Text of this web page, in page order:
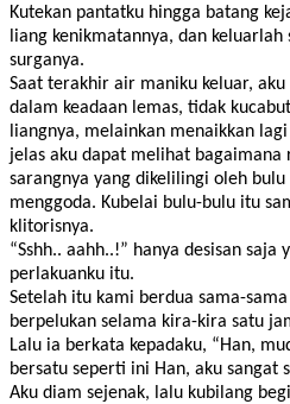
Kutekan pantatku hingga batang
liang kenikmatannya, dan
surganya.
Saat terakhir air maniku keluar,
dalam keadaan lemas, tidak
liangnya, melainkan menaikkan
jelas aku dapat melihat bagaimana
sarangnya yang dikelilingi oleh bulu
menggoda. Kubelai bulu-bulu itu
klitorisnya.
“Sshh.. aahh..!” hanya desisan
perlakuanku itu.
Setelah itu kami berdua sama-
berpelukan selama kira-kira satu
Lalu ia berkata kepadaku, “Han,
bersatu seperti ini Han, aku sangat
Aku diam sejenak, lalu kubilang